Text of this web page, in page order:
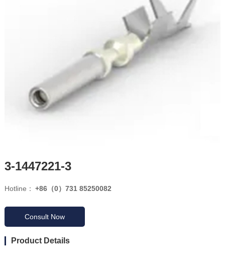
3-1447221-3
Hotline： +86（0）731 85250082
Consult Now
Product Details